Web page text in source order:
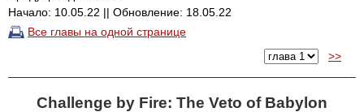
Начало: 10.05.22 || Обновление: 18.05.22
Все главы на одной странице
>>
Challenge by Fire: The Veto of Babylon